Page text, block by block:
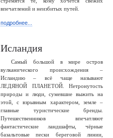
впечатлений и неизбитых путей.
подробнее...
Исландия
Самый большой в мире остров
вулканического происхождения –
Исландию – всё чаще называют
ЛЕДЯНОЙ ПЛАНЕТОЙ. Нетронутость
природы и люди, сумевшие выжить на
этой, с взрывным характером, земле –
главные туристические бренды.
Путешественников впечатляют
фантастические ландшафты, чёрные
базальтовые пески береговой линии,